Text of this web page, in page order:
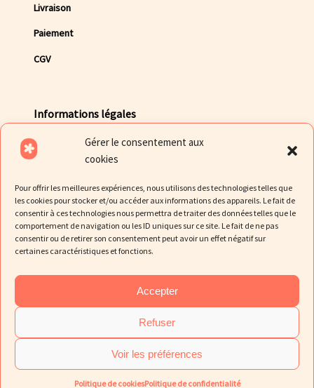
Gérer le consentement aux
cookies
Pour offrir les meilleures expériences, nous utilisons des technologies telles que
les cookies pour stocker et/ou accéder aux informations des appareils. Le fait de
consentir à ces technologies nous permettra de traiter des données telles que le
comportement de navigation ou les ID uniques sur ce site. Le fait de ne pas
consentir ou de retirer son consentement peut avoir un effet négatif sur
certaines caractéristiques et fonctions.
Accepter
Refuser
Voir les préférences
Politique de cookiesPolitique de confidentialité
Livraison
Paiement
CGV
Informations légales
Mentions légales
Politique de cookies